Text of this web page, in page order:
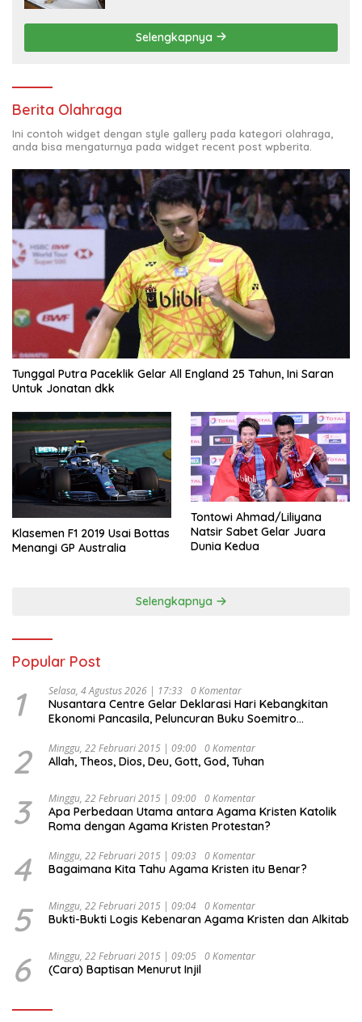
Selengkapnya
Berita Olahraga
Ini contoh widget dengan style gallery pada kategori olahraga,
anda bisa mengaturnya pada widget recent post wpberita.
Tunggal Putra Paceklik Gelar All England 25 Tahun, Ini Saran
Untuk Jonatan dkk
Klasemen F1 2019 Usai Bottas
Menangi GP Australia
Tontowi Ahmad/Liliyana
Natsir Sabet Gelar Juara
Dunia Kedua
Selengkapnya
Popular Post
1 Selasa, 4 Agustus 2026 | 17:33 0 Komentar
Nusantara Centre Gelar Deklarasi Hari Kebangkitan
Ekonomi Pancasila, Peluncuran Buku Soemitro
Ekonomi Politik Indonesia) & Simposium Nasional
“Urgensi Undang-Undang Perekonomian Nasional dan
Indonesia Emas 2045”,
2 Minggu, 22 Februari 2015 | 09:00 0 Komentar
Allah, Theos, Dios, Deu, Gott, God, Tuhan
3 Minggu, 22 Februari 2015 | 09:00 0 Komentar
Apa Perbedaan Utama antara Agama Kristen Katolik
Roma dengan Agama Kristen Protestan?
4 Minggu, 22 Februari 2015 | 09:03 0 Komentar
Bagaimana Kita Tahu Agama Kristen itu Benar?
5 Minggu, 22 Februari 2015 | 09:04 0 Komentar
Bukti-Bukti Logis Kebenaran Agama Kristen dan Alkitab
6 Minggu, 22 Februari 2015 | 09:05 0 Komentar
(Cara) Baptisan Menurut Injil